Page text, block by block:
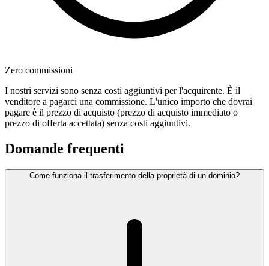
Zero commissioni
I nostri servizi sono senza costi aggiuntivi per l'acquirente. È il
venditore a pagarci una commissione. L'unico importo che dovrai
pagare è il prezzo di acquisto (prezzo di acquisto immediato o
prezzo di offerta accettata) senza costi aggiuntivi.
Domande frequenti
Come funziona il trasferimento della proprietà di un dominio?